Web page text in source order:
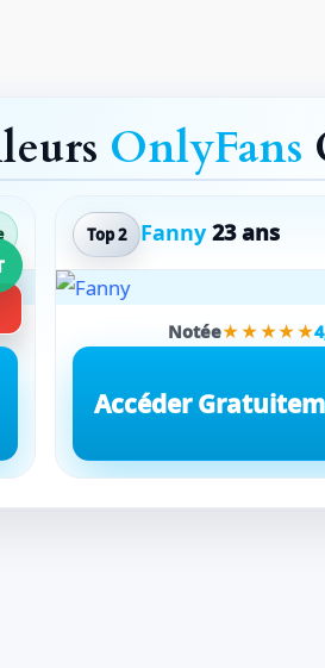
OnlyFans
Top 2 Fanny 23 ans
Notée★★★★★
Accéder